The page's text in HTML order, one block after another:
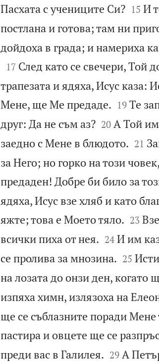
Пасхата с учениците Си?
15 И
постлана и готова; там ни
дойдоха в града; и намериха

17 След като се свечери, Той
трапезата и ядяха, Исус каза:
Мене, ще Ме предаде.
19 Те
друг: Да не съм аз?
20 А Той им
заедно с Мене в блюдото.
21
за Него; но горко на този
предаден! Добре би било за
ядяха, Исус взе хляб и като
яжте; това е Моето тяло.
23
всички пиха от нея.
24 И им
се пролива за мнозина.
25
на лозата до онзи ден, когато
изпяха химн, излязоха на
ще се съблазните поради
пастира и овцете ще се
преди вас в Галилея.
29 А